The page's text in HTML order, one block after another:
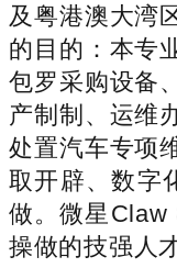
及粤港澳大湾
的目的：本专
包罗采购设备
产制制、运维
处置汽车专项
取开辟、数字
做。微星Claw
操做的技强人才